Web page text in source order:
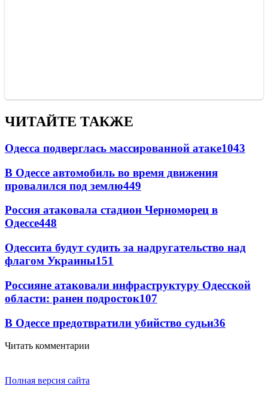
ЧИТАЙТЕ ТАКЖЕ
Одесса подверглась массированной атаке1043
В Одессе автомобиль во время движения
провалился под землю449
Россия атаковала стадион Черноморец в
Одессе448
Одессита будут судить за надругательство над
флагом Украины151
Россияне атаковали инфраструктуру Одесской
области: ранен подросток107
В Одессе предотвратили убийство судьи36
Читать комментарии
Полная версия сайта